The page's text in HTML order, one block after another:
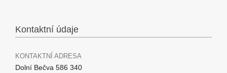
Kontaktní údaje
KONTAKTNÍ ADRESA
Dolní Bečva 586 340